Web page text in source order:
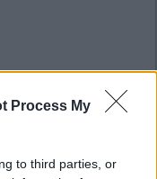
Process My
to third parties, or